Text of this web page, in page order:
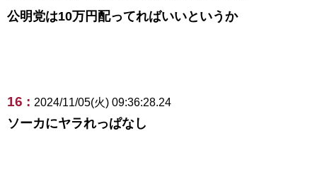
公明党は10万円配ってればいいというか
16 : 2024/11/05(火) 09:36:28.24
ソーカにヤラれっぱなし